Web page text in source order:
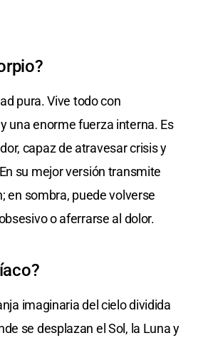
pura. Vive todo con
una enorme fuerza interna. Es
capaz de atravesar crisis y
su mejor versión transmite
en sombra, puede volverse
o aferrarse al dolor.
imaginaria del cielo dividida
se desplazan el Sol, la Luna y